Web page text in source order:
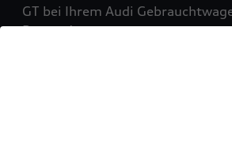
GT bei Ihrem Audi
Partner!